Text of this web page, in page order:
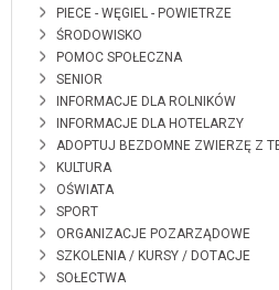
PIECE - WĘGIEL - POWIETRZE
ŚRODOWISKO
POMOC SPOŁECZNA
SENIOR
INFORMACJE DLA ROLNIKÓW
INFORMACJE DLA HOTELARZY
ADOPTUJ BEZDOMNE ZWIERZĘ Z
KULTURA
OŚWIATA
SPORT
ORGANIZACJE POZARZĄDOWE
SZKOLENIA / KURSY / DOTACJE
SOŁECTWA